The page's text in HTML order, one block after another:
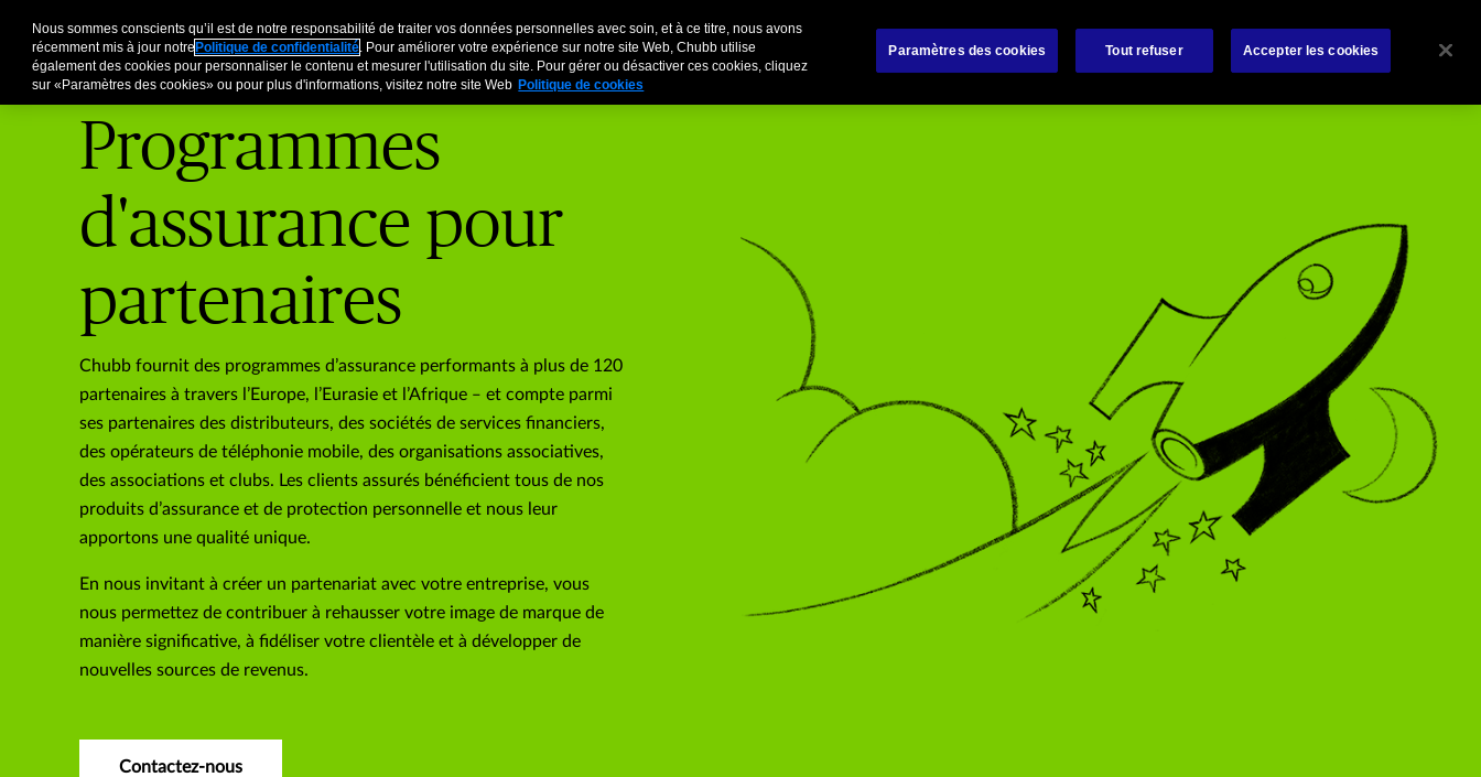
Pour Clients Entreprises Courtiers Organisations partenaires Clients privés
Programmes
d'assurance pour
partenaires
Chubb fournit des programmes d’assurance performants à plus de 120
partenaires à travers l’Europe, l’Eurasie et l’Afrique ‒ et compte parmi
ses partenaires des distributeurs, des sociétés de services financiers,
des opérateurs de téléphonie mobile, des organisations associatives,
des associations et clubs. Les clients assurés bénéficient tous de nos
produits d’assurance et de protection personnelle et nous leur
apportons une qualité unique.
En nous invitant à créer un partenariat avec votre entreprise, vous
nous permettez de contribuer à rehausser votre image de marque de
manière significative, à fidéliser votre clientèle et à développer de
nouvelles sources de revenus.
Contactez-nous
Nous sommes conscients qu’il est de notre responsabilité de traiter vos données personnelles avec soin, et à ce titre, nous avons
récemment mis à jour notre Politique de confidentialité. Pour améliorer votre expérience sur notre site Web, Chubb utilise
également des cookies pour personnaliser le contenu et mesurer l'utilisation du site. Pour gérer ou désactiver ces cookies, cliquez
sur «Paramètres des cookies» ou pour plus d'informations, visitez notre site Web Politique de cookies
Paramètres des cookies Tout refuser Accepter les cookies